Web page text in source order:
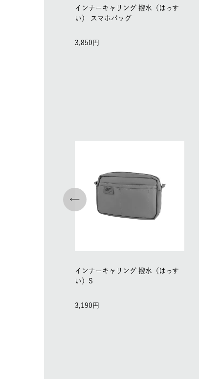
インナーキャリング 撥水（はっす
い） スマホバッグ
3,850
インナーキャリング 撥水（はっす
い）S
3,190